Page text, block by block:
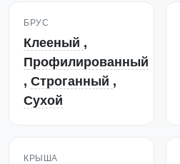
БРУС
Клееный ,
Профилированный
, Строганный ,
Сухой
КРЫША